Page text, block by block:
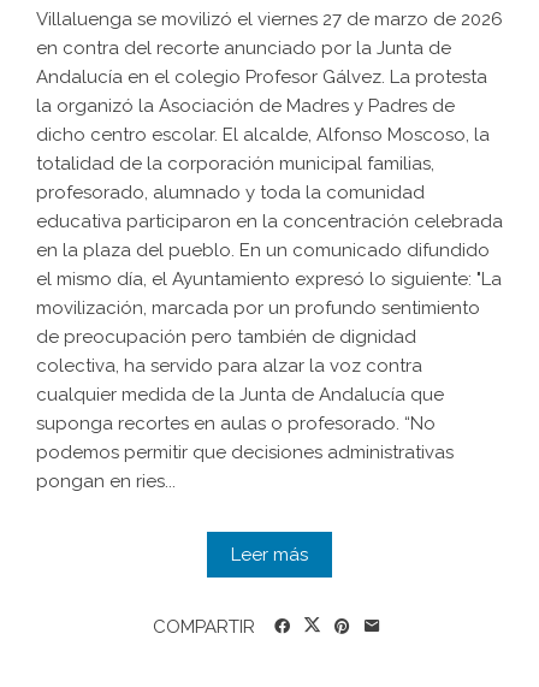
Villaluenga se movilizó el viernes 27 de marzo de 2026
en contra del recorte anunciado por la Junta de
Andalucía en el colegio Profesor Gálvez. La protesta
la organizó la Asociación de Madres y Padres de
dicho centro escolar. El alcalde, Alfonso Moscoso, la
totalidad de la corporación municipal familias,
profesorado, alumnado y toda la comunidad
educativa participaron en la concentración celebrada
en la plaza del pueblo. En un comunicado difundido
el mismo día, el Ayuntamiento expresó lo siguiente: "La
movilización, marcada por un profundo sentimiento
de preocupación pero también de dignidad
colectiva, ha servido para alzar la voz contra
cualquier medida de la Junta de Andalucía que
suponga recortes en aulas o profesorado. “No
podemos permitir que decisiones administrativas
pongan en ries...
Leer más
COMPARTIR